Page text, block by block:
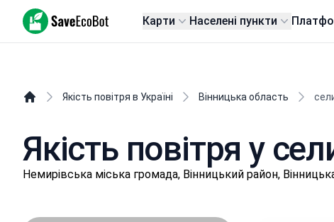
SaveEcoBot Карти Населені пункти
Якість повітря в Україні Вінницька область
Якість повітря у
Нeмиpівськa міська громада, Вінницький район,